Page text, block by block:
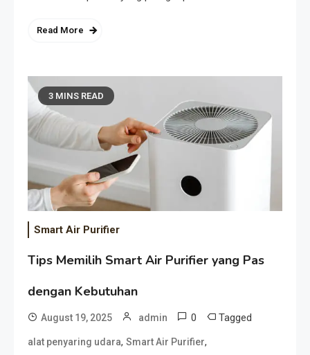
Read More
3 MINS READ
Smart Air Purifier
Tips Memilih Smart Air Purifier yang Pas
dengan Kebutuhan
August 19, 2025 admin 0 Tagged
alat penyaring udara, Smart Air Purifier,